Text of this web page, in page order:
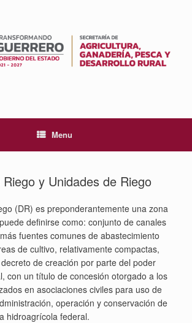
Menu
y Unidades de Riego
(DR) es preponderantemente una zona
definirse como: conjunto de canales
fuentes comunes de abastecimiento
de cultivo, relativamente compactas,
de creación por parte del poder
con un título de concesión otorgado a los
en asociaciones civiles para uso de
operación y conservación de
hidroagrícola federal.